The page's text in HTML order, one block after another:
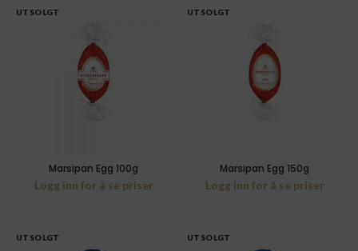
UTSOLGT
Marsipan Egg 100g
Logg inn for å se priser
UTSOLGT
Marsipan Egg 150g
Logg inn for å se priser
UTSOLGT UTSOLGT